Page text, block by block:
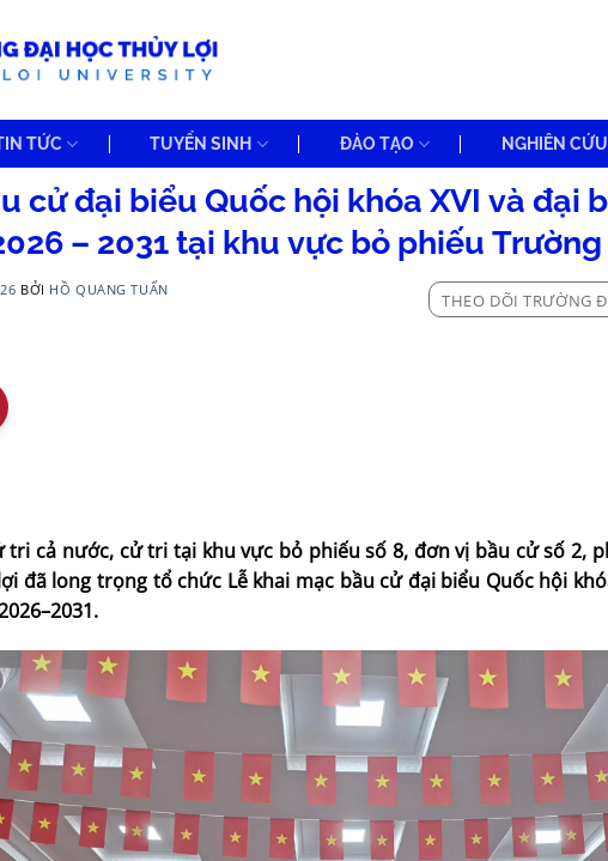
TỨC TUYỂN SINH ĐÀO TẠO NGHIÊN CỨU
cử đại biểu Quốc hội khóa XVI và đại
– 2031 tại khu vực bỏ phiếu
BỞI HỒ QUANG TUẤN
THEO DÕI TRƯỜNG
tri cả nước, cử tri tại khu vực bỏ phiếu số 8, đơn vị bầu cử số 2,
đã long trọng tổ chức Lễ khai mạc bầu cử đại biểu Quốc hội